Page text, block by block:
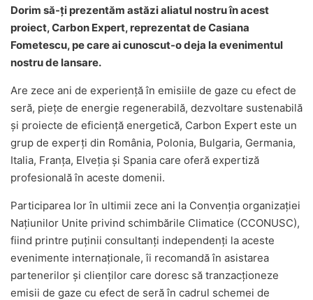
Dorim să-ți prezentăm astăzi aliatul nostru în acest
proiect, Carbon Expert, reprezentat de Casiana
Fometescu, pe care ai cunoscut-o deja la evenimentul
nostru de lansare.
Are zece ani de experiență în emisiile de gaze cu efect de
seră, piețe de energie regenerabilă, dezvoltare sustenabilă
și proiecte de eficiență energetică, Carbon Expert este un
grup de experți din România, Polonia, Bulgaria, Germania,
Italia, Franța, Elveția și Spania care oferă expertiză
profesională în aceste domenii.
Participarea lor în ultimii zece ani la Convenția organizației
Națiunilor Unite privind schimbările Climatice (CCONUSC),
fiind printre puținii consultanți independenți la aceste
evenimente internaționale, îi recomandă în asistarea
partenerilor și clienților care doresc să tranzacționeze
emisii de gaze cu efect de seră în cadrul schemei de